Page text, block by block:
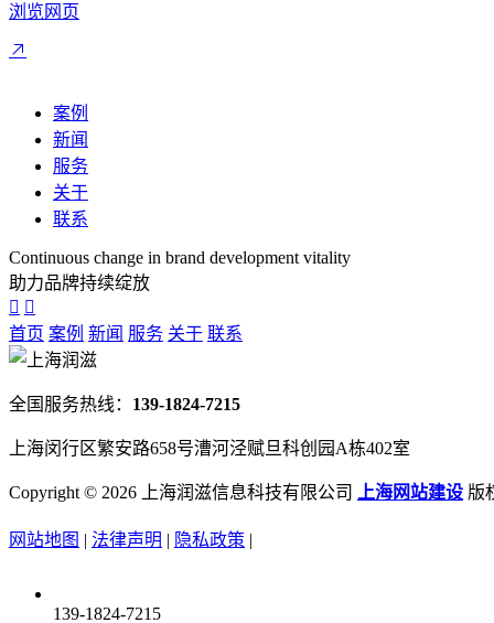
浏览网页
案例
新闻
服务
关于
联系
Continuous change in brand development vitality
助力品牌持续绽放
首页 案例 新闻 服务 关于 联系
全国服务热线： 139-1824-7215
上海闵行区繁安路658号漕河泾赋旦科创园A栋402室
Copyright © 2026 上海润滋信息科技有限公司 上海网站建设 版
网站地图 | 法律声明 | 隐私政策 |
139-1824-7215